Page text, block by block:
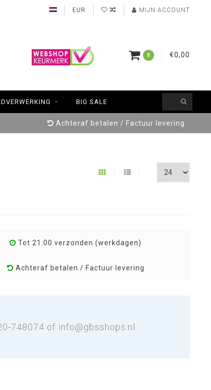
EUR MIJN ACCOUNT
0 €0,00
BIG SALE
Achteraf betalen / Factuur levering
Tot 21:00 verzonden (werkdagen)
Achteraf betalen / Factuur levering
748074 of info@gbsshops.nl